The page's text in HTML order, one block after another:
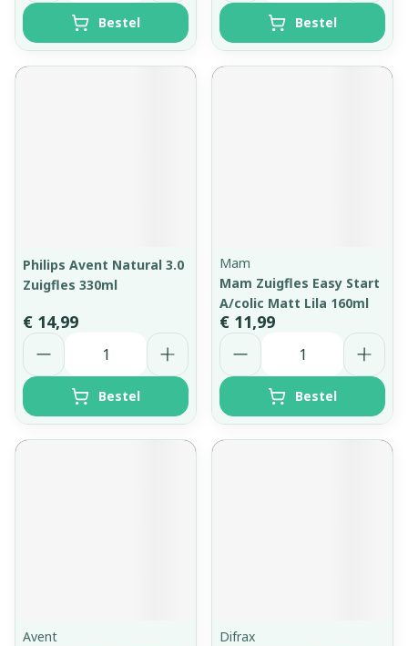
Bestel Bestel
Philips Avent Natural 3.0
Zuigfles 330ml
€ 14,99
Aantal
Bestel
Mam
Mam Zuigfles Easy Start
A/colic Matt Lila 160ml
€ 11,99
Aantal
Bestel
Avent
Difrax